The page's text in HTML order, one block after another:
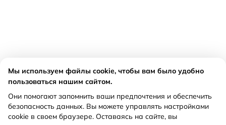
Мы используем файлы cookie, чтобы вам было удобно
пользоваться нашим сайтом.
Они помогают запомнить ваши предпочтения и обеспечить
безопасность данных. Вы можете управлять настройками
cookie в своем браузере. Оставаясь на сайте, вы